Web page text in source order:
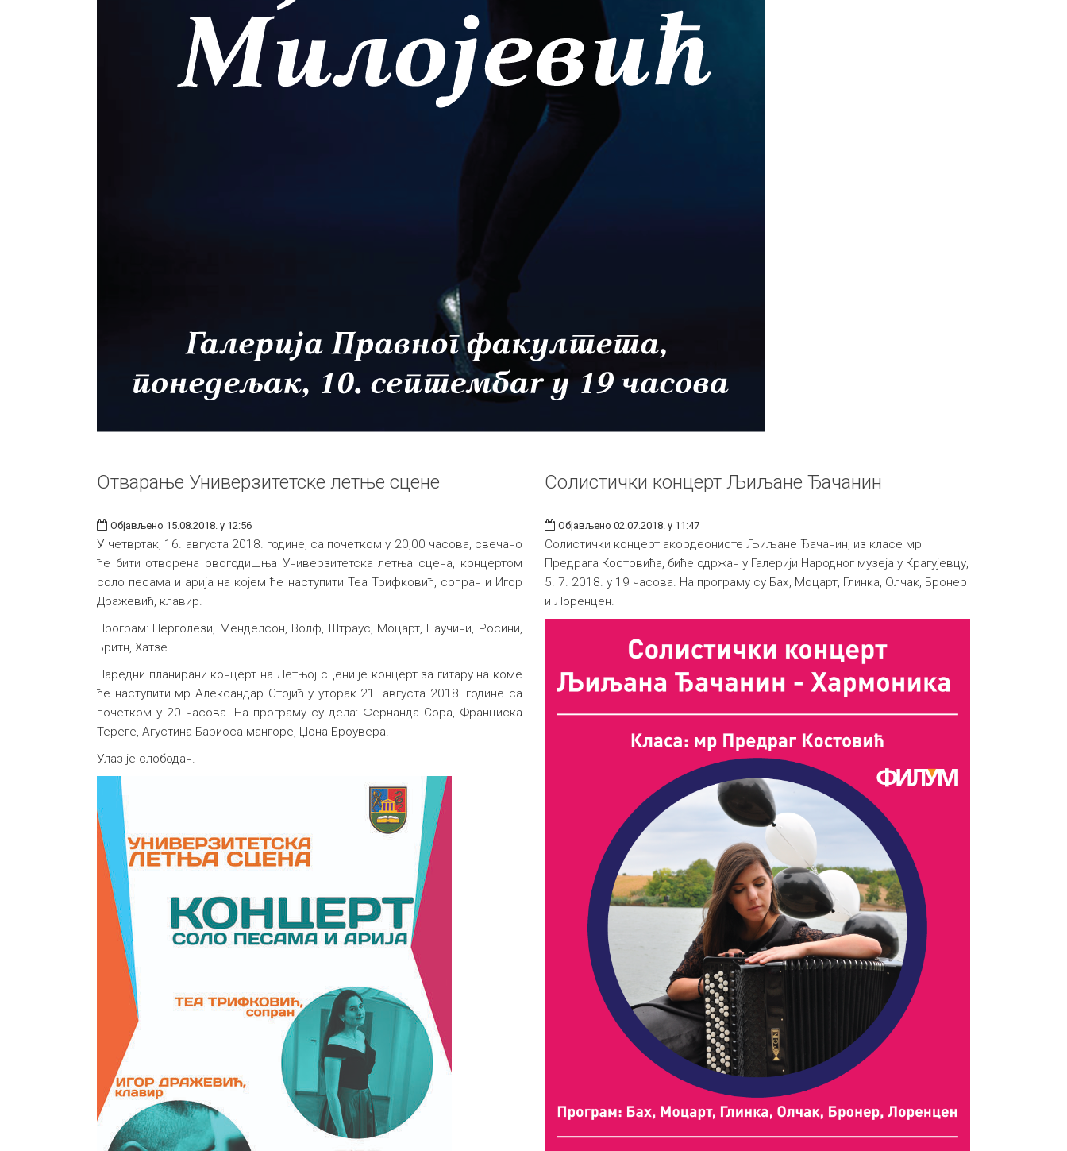
Отварање Универзитетске летње сцене
Објављено 15.08.2018. у 12:56
У четвртак, 16. августа 2018. године, са почетком у 20,00 часова, свечано
ће бити отворена овогодишња Универзитетска летња сцена, концертом
соло песама и арија на којем ће наступити Теа Трифковић, сопран и Игор
Дражевић, клавир.
Програм: Перголези, Менделсон, Волф, Штраус, Моцарт, Паучини, Росини,
Бритн, Хатзе.
Наредни планирани концерт на Летњој сцени је концерт за гитару на коме
ће наступити мр Александар Стојић у уторак 21. августа 2018. године са
почетком у 20 часова. На програму су дела: Фернанда Сора, Франциска
Тереге, Агустина Бариоса мангоре, Џона Броувера.
Улаз је слободан.
Солистички концерт Љиљане Ђачанин
Објављено 02.07.2018. у 11:47
Солистички концерт акордеонисте Љиљане Ђачанин, из класе мр
Предрага Костовића, биће одржан у Галерији Народног музеја у Крагујевцу,
5. 7. 2018. у 19 часова. На програму су Бах, Моцарт, Глинка, Олчак, Бронер
и Лоренцен.